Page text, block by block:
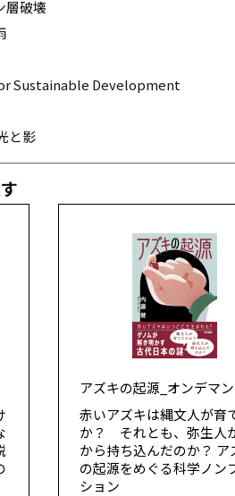
層破壊
Sustainable Development
と影
アズキの起源_オンデマ
赤いアズキは縄文人が育
か？ それとも、弥生人
から持ち込んだのか？ ア
の起源をめぐる科学ノン
ション